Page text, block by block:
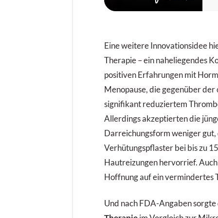
Eine weitere Innovationsidee
Therapie – ein naheliegendes
positiven Erfahrungen mit
Menopause, die gegenüber
signifikant reduziertem
Allerdings akzeptierten die
Darreichungsform weniger gut,
Verhütungspflaster bei bis zu
Hautreizungen hervorrief.
Hoffnung auf ein vermindertes
Und nach FDA-Angaben sorgte